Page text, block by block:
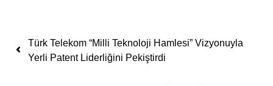
Yazı dolaşımı
Türk Telekom “Milli Teknoloji Hamlesi” Vizyonuyla
Yerli Patent Liderliğini Pekiştirdi